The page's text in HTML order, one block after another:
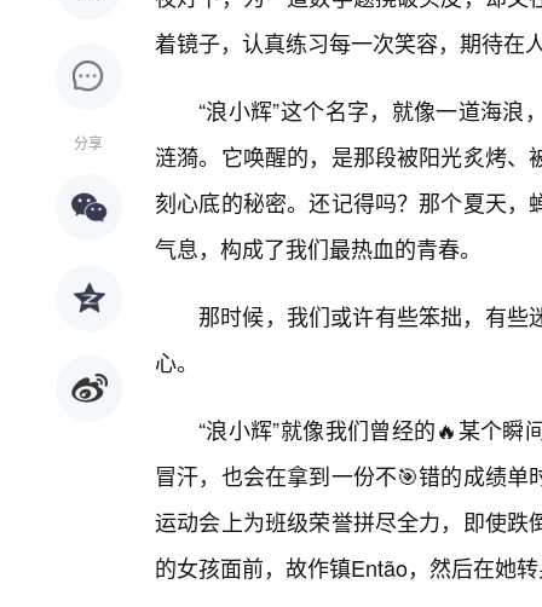
分享
着镜子，认真练习每一次笑容，期待在
“浪小辉”这个名字，就像一道海
涟漪。它唤醒的，是那段被阳光炙烤
刻心底的秘密。还记得吗？那个夏天
气息，构成了我们最热血的青春。
那时候，我们或许有些笨拙，有
心。
“浪小辉”就像我们曾经的🔥某个
冒汗，也会在拿到一份不🎯错的成绩
运动会上为班级荣誉拼尽全力，即使
的女孩面前，故作镇Então，然后在她